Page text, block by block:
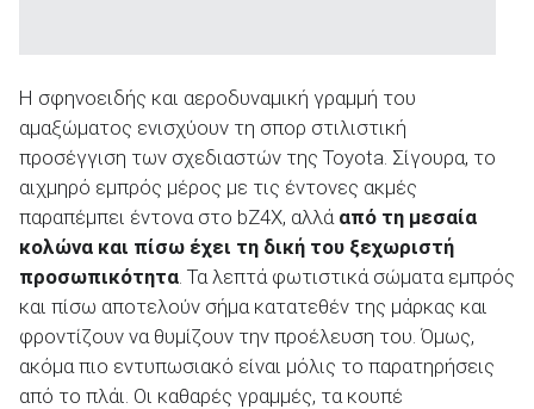
Η σφηνοειδής και αεροδυναμική γραμμή του
αμαξώματος ενισχύουν τη σπορ στιλιστική
προσέγγιση των σχεδιαστών της Toyota. Σίγουρα, το
αιχμηρό εμπρός μέρος με τις έντονες ακμές
παραπέμπει έντονα στο bZ4X, αλλά από τη μεσαία
κολώνα και πίσω έχει τη δική του ξεχωριστή
προσωπικότητα . Τα λεπτά φωτιστικά σώματα εμπρός
και πίσω αποτελούν σήμα κατατεθέν της μάρκας και
φροντίζουν να θυμίζουν την προέλευση του. Όμως,
ακόμα πιο εντυπωσιακό είναι μόλις το παρατηρήσεις
από το πλάι. Οι καθαρές γραμμές, τα κουπέ